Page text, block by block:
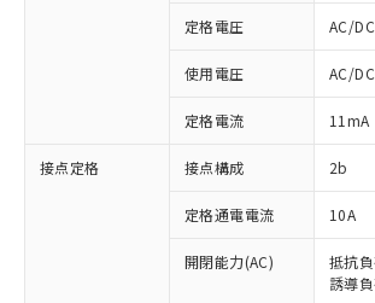
定格電圧 AC/
使用電圧 AC/
定格電流 11mA
接点定格 接点構成 2b
定格通電電流 10A
開閉能力(AC)
抵抗
誘導
ご利用条件
以下の条件をお読みいただき、同意
ご利用ください。
本サービスは、当社制御機器
商品の当社在庫状況および標
(税抜)を提供させていただく
当社制御機器事業取扱商品
対応予定：EU RoHS指令（10物質
有に対応した製品に切り替える予定
対応予定なし：EU RoHS指令（10
非含有に非対応の商品で、対応品を
調査・確認中：EU RoHS指令（10
非含有の対応状況を調査中または
非該当品：ライセンス料など無形
害物質有無と関係のない商品です
仕入先様の事情により、非含有部
「○」：最大均質材料含有率が中
基準値以下であることを示します
「×」：最大均質材料含有率が中